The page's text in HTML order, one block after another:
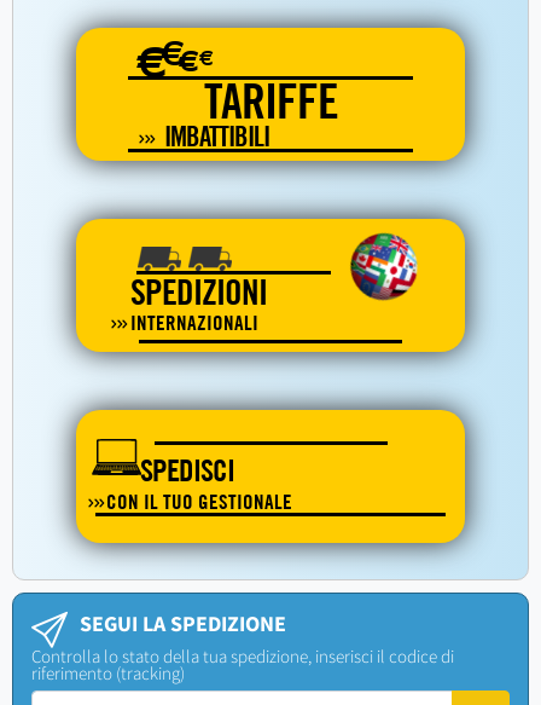
€€€€
TARIFFE
IMBATTIBILI
SPEDIZIONI
INTERNAZIONALI
SPEDISCI
CON IL TUO GESTIONALE
SEGUI LA SPEDIZIONE
Controlla lo stato della tua spedizione, inserisci il codice di
riferimento (tracking)